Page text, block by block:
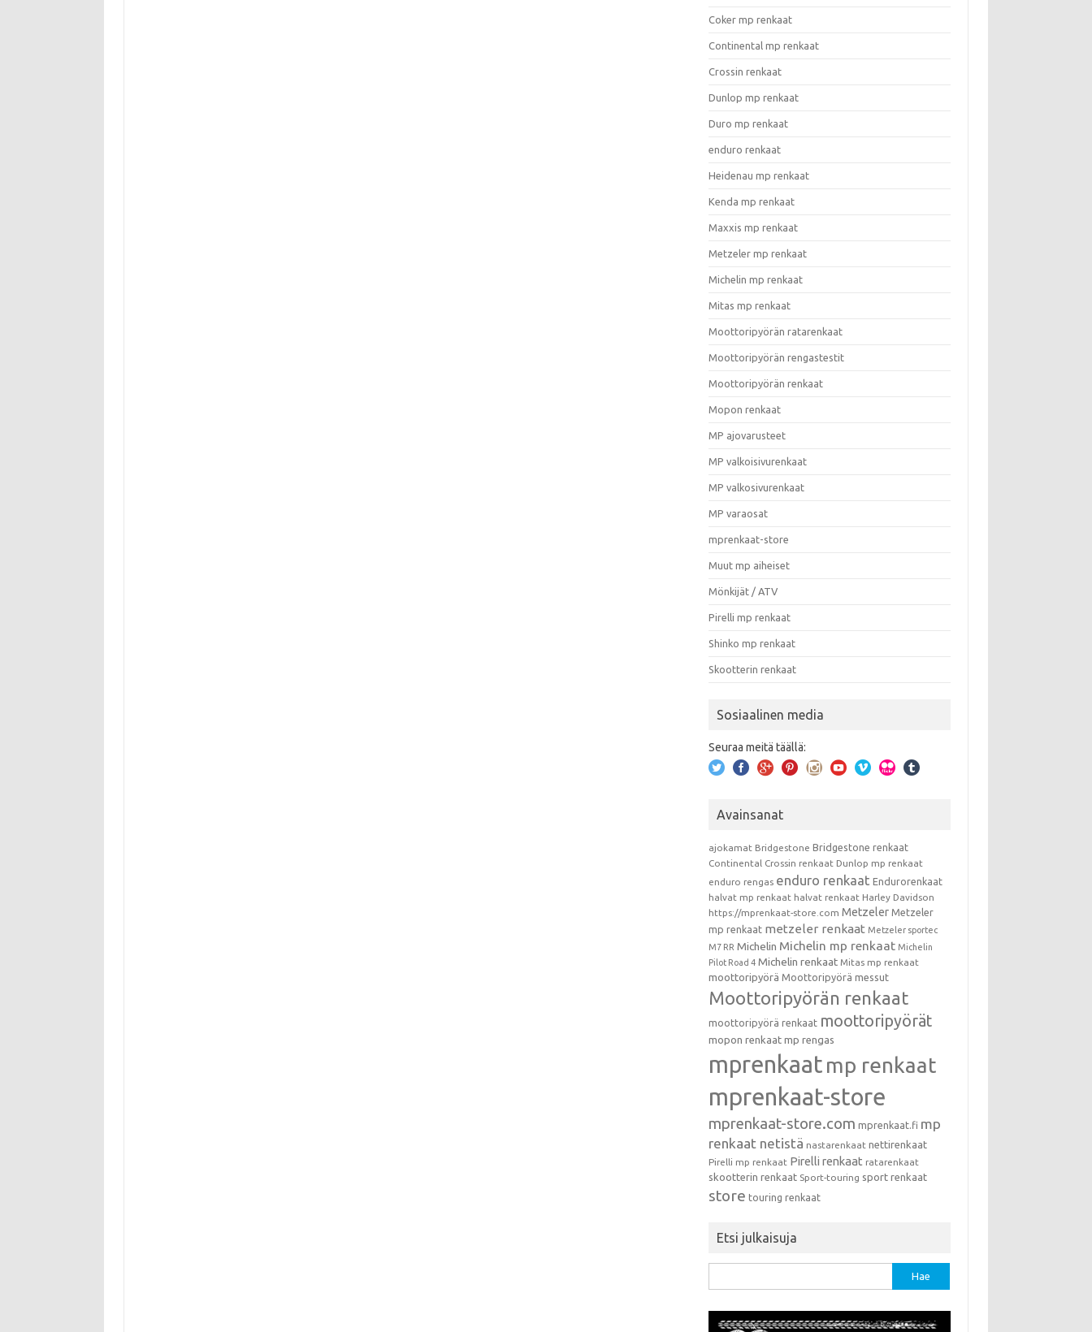
Coker mp renkaat
Continental mp renkaat
Crossin renkaat
Dunlop mp renkaat
Duro mp renkaat
enduro renkaat
Heidenau mp renkaat
Kenda mp renkaat
Maxxis mp renkaat
Metzeler mp renkaat
Michelin mp renkaat
Mitas mp renkaat
Moottoripyörän ratarenkaat
Moottoripyörän rengastestit
Moottoripyörän renkaat
Mopon renkaat
MP ajovarusteet
MP valkoisivurenkaat
MP valkosivurenkaat
MP varaosat
mprenkaat-store
Muut mp aiheiset
Mönkijät / ATV
Pirelli mp renkaat
Shinko mp renkaat
Skootterin renkaat
Sosiaalinen media
Seuraa meitä täällä:
Avainsanat
ajokamat Bridgestone Bridgestone renkaat
Continental Crossin renkaat Dunlop mp renkaat
enduro rengas enduro renkaat Endurorenkaat
halvat mp renkaat halvat renkaat Harley Davidson
https://mprenkaat-store.com Metzeler Metzeler
mp renkaat metzeler renkaat Metzeler sportec
M7 RR Michelin Michelin mp renkaat Michelin
Pilot Road 4 Michelin renkaat Mitas mp renkaat
moottoripyörä Moottoripyörä messut
Moottoripyörän renkaat
moottoripyörä renkaat moottoripyörät
mopon renkaat mp rengas
mprenkaat mp renkaat
mprenkaat-store
mprenkaat-store.com mprenkaat.fi mp
renkaat netistä nastarenkaat nettirenkaat
Pirelli mp renkaat Pirelli renkaat ratarenkaat
skootterin renkaat Sport-touring sport renkaat
store touring renkaat
Etsi julkaisuja